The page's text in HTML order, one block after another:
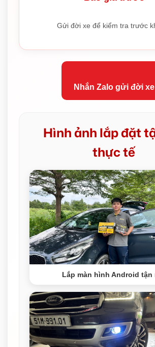
Gửi đời xe để kiểm tra trước
Nhắn Zalo gửi đời xe
Hình ảnh lắp đặt
thực tế
Lắp màn hình Android tận